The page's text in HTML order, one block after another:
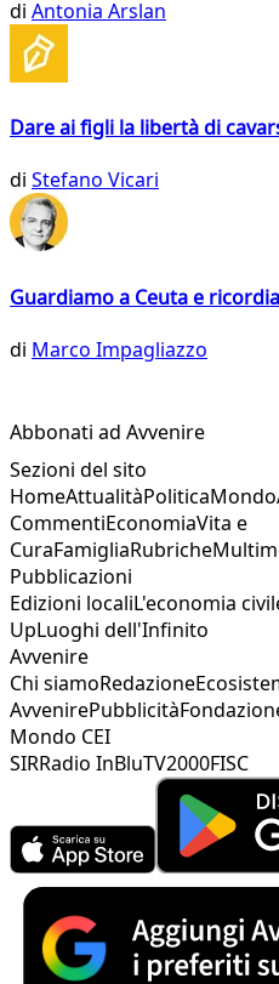
di Antonia Arslan
Dare ai figli la libertà di
di Stefano Vicari
Guardiamo a Ceuta e
di Marco Impagliazzo
Abbonati ad Avvenire
Sezioni del sito
HomeAttualitàPoliticaMondo
CommentiEconomiaVita e
CuraFamigliaRubriche
Pubblicazioni
Edizioni localiL'economia
UpLuoghi dell'Infinito
Avvenire
Chi siamoRedazione
AvvenirePubblicità
Mondo CEI
SIRRadio InBluTV2000FISC